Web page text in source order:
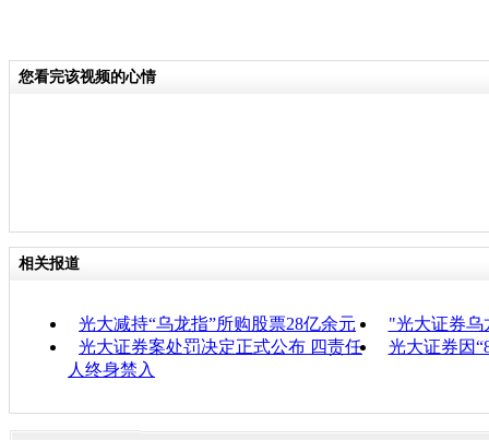
您看完该视频的心情
相关报道
光大减持“乌龙指”所购股票28亿余元
"光大证券乌
光大证券案处罚决定正式公布 四责任
人终身禁入
光大证券因